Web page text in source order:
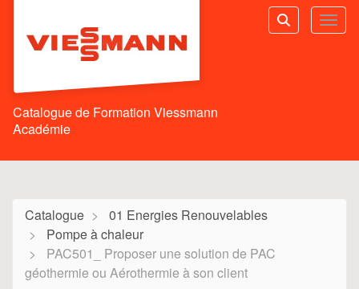
Rechercher
Catalogue de Formation Viessmann
Académie
Catalogue
01 Energies Renouvelables
Pompe à chaleur
PAC501_ Proposer une solution de PAC
géothermie ou Aérothermie à son client